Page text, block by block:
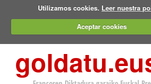
Utilizamos cookies. Leer nuestra
Aceptar cookies